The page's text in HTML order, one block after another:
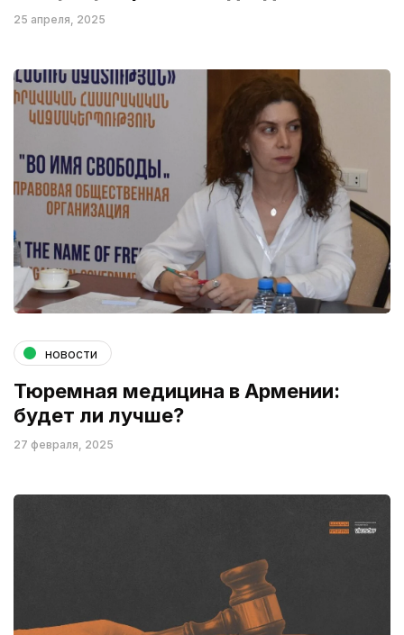
25 апреля, 2025
новости
Тюремная медицина в Армении:
будет ли лучше?
27 февраля, 2025